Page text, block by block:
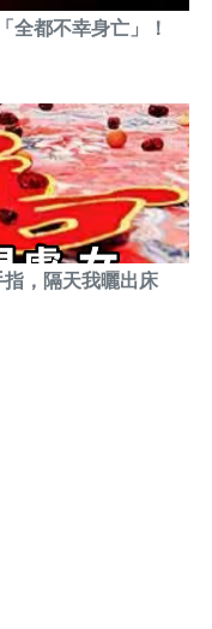
全都不幸身亡」！
，隔天我曬出床